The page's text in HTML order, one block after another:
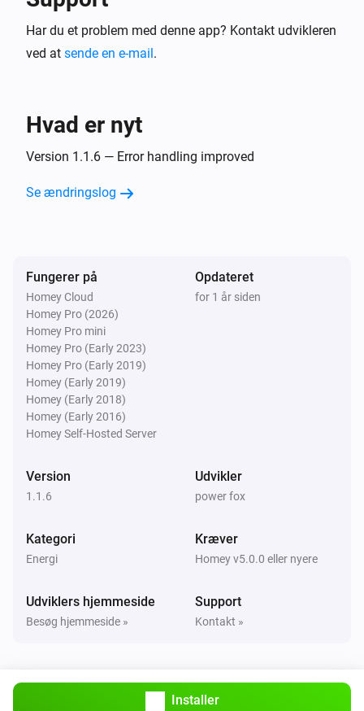
Har du et problem med denne app? Kontakt udvikleren
ved at sende en e-mail.
Hvad er nyt
Version 1.1.6 — Error handling improved
Se ændringslog
Fungerer på
Homey Cloud
Homey Pro (2026)
Homey Pro mini
Homey Pro (Early 2023)
Homey Pro (Early 2019)
Homey (Early 2019)
Homey (Early 2018)
Homey (Early 2016)
Homey Self-Hosted Server
Opdateret
for 1 år siden
Version
1.1.6
Udvikler
power fox
Kategori
Energi
Kræver
Homey v5.0.0 eller nyere
Udviklers hjemmeside
Besøg hjemmeside »
Support
Kontakt »
Installer